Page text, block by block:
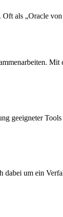
als „Oracle
geeigneter
dabei um ein